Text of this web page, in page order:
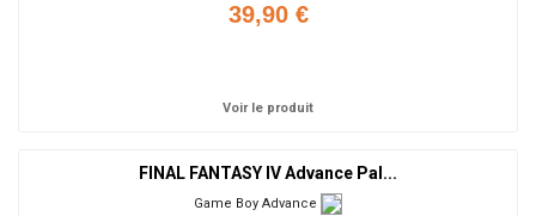
39,90 €
Voir le produit
FINAL FANTASY IV Advance Pal...
Game Boy Advance